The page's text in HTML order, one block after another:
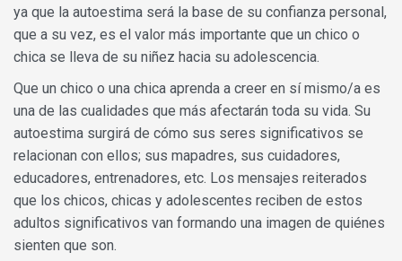
ya que la autoestima será la base de su confianza personal,
que a su vez, es el valor más importante que un chico o
chica se lleva de su niñez hacia su adolescencia.
Que un chico o una chica aprenda a creer en sí mismo/a es
una de las cualidades que más afectarán toda su vida. Su
autoestima surgirá de cómo sus seres significativos se
relacionan con ellos; sus mapadres, sus cuidadores,
educadores, entrenadores, etc. Los mensajes reiterados
que los chicos, chicas y adolescentes reciben de estos
adultos significativos van formando una imagen de quiénes
sienten que son.